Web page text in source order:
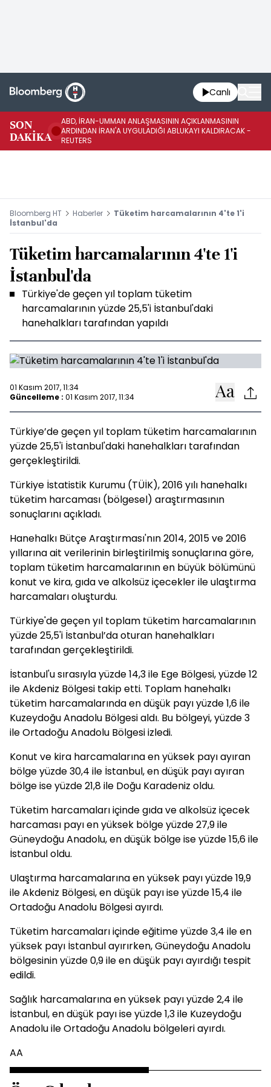
Canlı
SON
DAKİKA
ABD, İRAN-UMMAN ANLAŞMASININ AÇIKLANMASININ
ARDINDAN İRAN'A UYGULADIĞI ABLUKAYI KALDIRACAK -
REUTERS
Bloomberg HT Haberler
Tüketim harcamalarının 4'te 1'i
İstanbul'da
Tüketim harcamalarının 4'te 1'i
İstanbul'da
Türkiye'de geçen yıl toplam tüketim
harcamalarının yüzde 25,5'i İstanbul'daki
hanehalkları tarafından yapıldı
01 Kasım 2017, 11:34
Güncelleme : 01 Kasım 2017, 11:34
Türkiye’de geçen yıl toplam tüketim harcamalarının
yüzde 25,5'i İstanbul'daki hanehalkları tarafından
gerçekleştirildi.
Türkiye İstatistik Kurumu (TÜİK), 2016 yılı hanehalkı
tüketim harcaması (bölgesel) araştırmasının
sonuçlarını açıkladı.
Hanehalkı Bütçe Araştırması'nın 2014, 2015 ve 2016
yıllarına ait verilerinin birleştirilmiş sonuçlarına göre,
toplam tüketim harcamalarının en büyük bölümünü
konut ve kira, gıda ve alkolsüz içecekler ile ulaştırma
harcamaları oluşturdu.
Türkiye'de geçen yıl toplam tüketim harcamalarının
yüzde 25,5'i İstanbul’da oturan hanehalkları
tarafından gerçekleştirildi.
İstanbul'u sırasıyla yüzde 14,3 ile Ege Bölgesi, yüzde 12
ile Akdeniz Bölgesi takip etti. Toplam hanehalkı
tüketim harcamalarında en düşük payı yüzde 1,6 ile
Kuzeydoğu Anadolu Bölgesi aldı. Bu bölgeyi, yüzde 3
ile Ortadoğu Anadolu Bölgesi izledi.
Konut ve kira harcamalarına en yüksek payı ayıran
bölge yüzde 30,4 ile İstanbul, en düşük payı ayıran
bölge ise yüzde 21,8 ile Doğu Karadeniz oldu.
Tüketim harcamaları içinde gıda ve alkolsüz içecek
harcaması payı en yüksek bölge yüzde 27,9 ile
Güneydoğu Anadolu, en düşük bölge ise yüzde 15,6 ile
İstanbul oldu.
Ulaştırma harcamalarına en yüksek payı yüzde 19,9
ile Akdeniz Bölgesi, en düşük payı ise yüzde 15,4 ile
Ortadoğu Anadolu Bölgesi ayırdı.
Tüketim harcamaları içinde eğitime yüzde 3,4 ile en
yüksek payı İstanbul ayırırken, Güneydoğu Anadolu
bölgesinin yüzde 0,9 ile en düşük payı ayırdığı tespit
edildi.
Sağlık harcamalarına en yüksek payı yüzde 2,4 ile
İstanbul, en düşük payı ise yüzde 1,3 ile Kuzeydoğu
Anadolu ile Ortadoğu Anadolu bölgeleri ayırdı.
AA